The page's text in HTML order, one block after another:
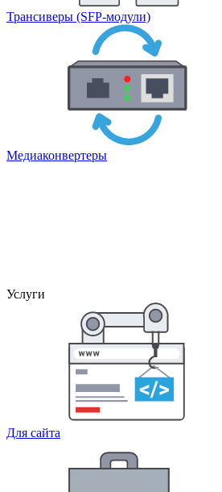
Трансиверы (SFP-модули)
Медиаконвертеры
Услуги
Для сайта